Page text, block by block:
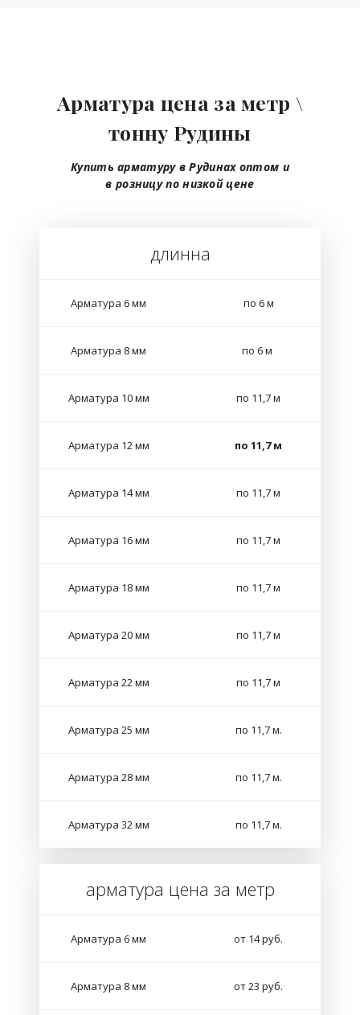
Арматура цена за метр \
тонну Рудины
Купить арматуру в Рудинах оптом и
в розницупо низкой цене
длинна
Арматура 6 мм по 6 м
Арматура 8 мм по 6 м
Арматура 10 мм по 11,7 м
Арматура 12 мм по 11,7 м
Арматура 14 мм по 11,7 м
Арматура 16 мм по 11,7 м
Арматура 18 мм по 11,7 м
Арматура 20 мм по 11,7 м
Арматура 22 мм по 11,7 м
Арматура 25 мм по 11,7 м.
Арматура 28 мм по 11,7 м.
Арматура 32 мм по 11,7 м.
арматура цена за метр
Арматура 6 мм от 14 руб.
Арматура 8 мм от 23 руб.